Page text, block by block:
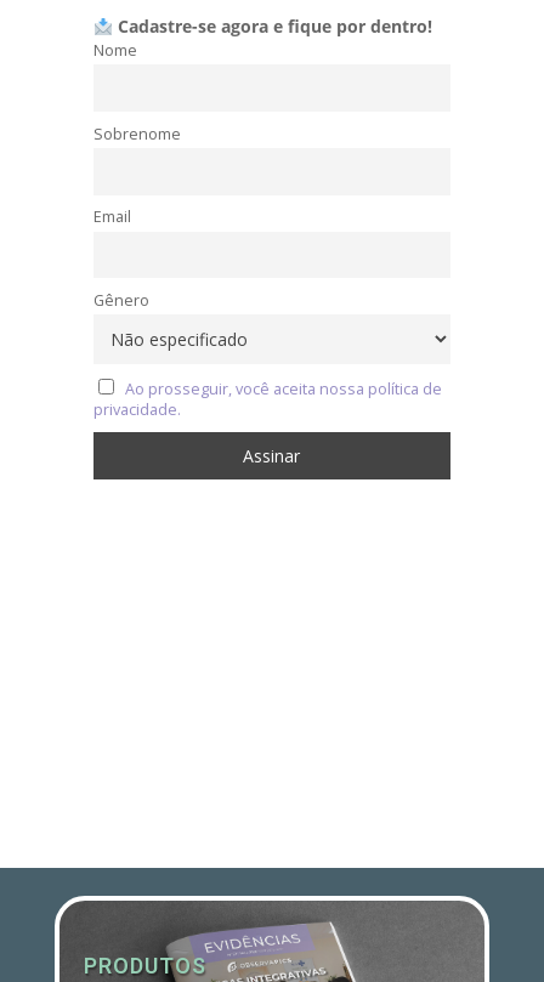
Cadastre-se agora e fique por dentro!
Nome
Sobrenome
Email
Gênero
Ao prosseguir, você aceita nossa política de
privacidade.
PRODUTOS